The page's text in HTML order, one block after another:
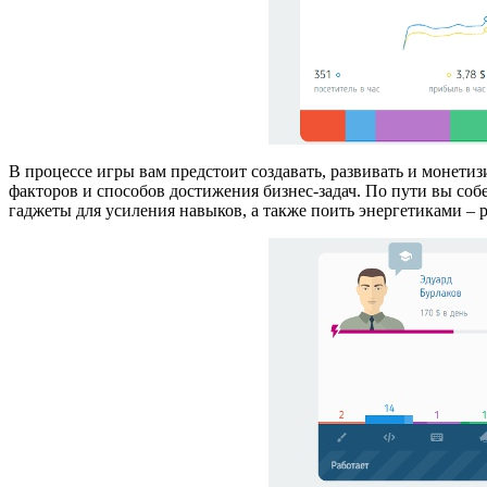
В процессе игры вам предстоит создавать, развивать и
факторов и способов достижения бизнес-задач. По пути вы
гаджеты для усиления навыков, а также поить энергетиками –